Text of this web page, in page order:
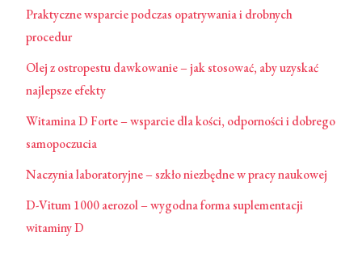
Praktyczne wsparcie podczas opatrywania i drobnych
procedur
Olej z ostropestu dawkowanie – jak stosować, aby uzyskać
najlepsze efekty
Witamina D Forte – wsparcie dla kości, odporności i dobrego
samopoczucia
Naczynia laboratoryjne – szkło niezbędne w pracy naukowej
D-Vitum 1000 aerozol – wygodna forma suplementacji
witaminy D